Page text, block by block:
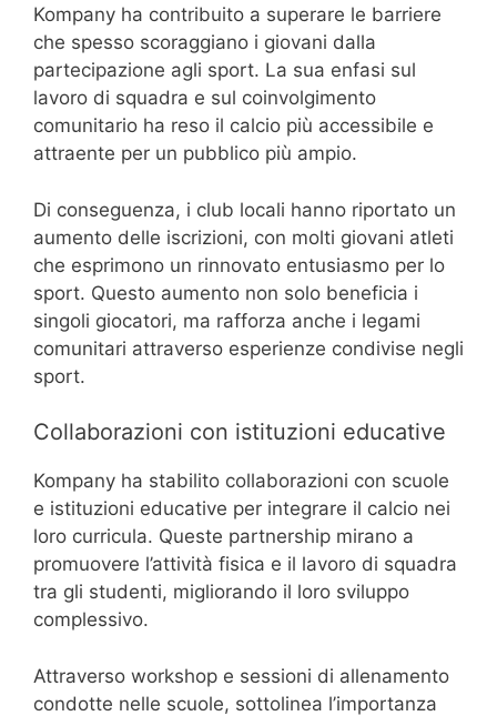
Kompany ha contribuito a superare le barriere
che spesso scoraggiano i giovani dalla
partecipazione agli sport. La sua enfasi sul
lavoro di squadra e sul coinvolgimento
comunitario ha reso il calcio più accessibile e
attraente per un pubblico più ampio.
Di conseguenza, i club locali hanno riportato un
aumento delle iscrizioni, con molti giovani atleti
che esprimono un rinnovato entusiasmo per lo
sport. Questo aumento non solo beneficia i
singoli giocatori, ma rafforza anche i legami
comunitari attraverso esperienze condivise negli
sport.
Collaborazioni con istituzioni educative
Kompany ha stabilito collaborazioni con scuole
e istituzioni educative per integrare il calcio nei
loro curricula. Queste partnership mirano a
promuovere l’attività fisica e il lavoro di squadra
tra gli studenti, migliorando il loro sviluppo
complessivo.
Attraverso workshop e sessioni di allenamento
condotte nelle scuole, sottolinea l’importanza